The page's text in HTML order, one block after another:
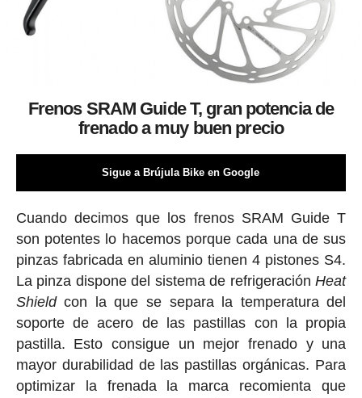
Frenos SRAM Guide T, gran potencia de
frenado a muy buen precio
Sigue a Brújula Bike en Google
Cuando decimos que los frenos SRAM Guide T
son potentes lo hacemos porque cada una de sus
pinzas fabricada en aluminio tienen 4 pistones S4.
La pinza dispone del sistema de refrigeraciónHeat
Shieldcon la que se separa la temperatura del
soporte de acero de las pastillas con la propia
pastilla. Esto consigue un mejor frenado y una
mayor durabilidad de las pastillas orgánicas. Para
optimizar la frenada la marca recomienta que